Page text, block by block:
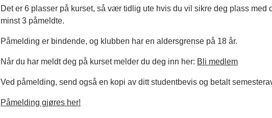
Det er 6 plasser på kurset, så vær tidlig ute hvis du vil sikre deg plass med
minst 3 påmeldte.
Påmelding er bindende, og klubben har en aldersgrense på 18 år.
Når du har meldt deg på kurset melder du deg inn her: Bli medlem
Ved påmelding, send også en kopi av ditt studentbevis og betalt
Påmelding gjøres her!